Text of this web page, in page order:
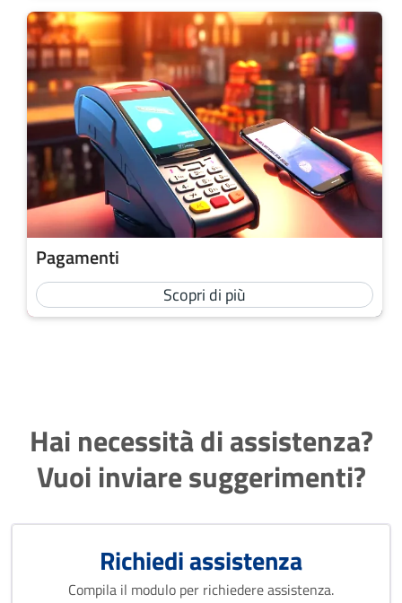
Pagamenti
Scopri di più
Hai necessità di assistenza?
Vuoi inviare suggerimenti?
Richiedi assistenza
Compila il modulo per richiedere assistenza.